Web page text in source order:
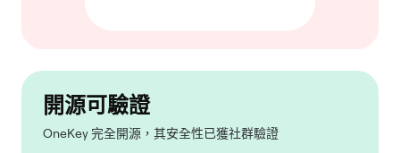
開源可驗證
OneKey 完全開源，其安全性已獲社群驗證